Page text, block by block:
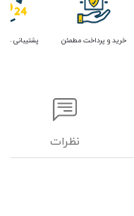
خرید و پرداخت مطمئن پشتیبانی
نظرات